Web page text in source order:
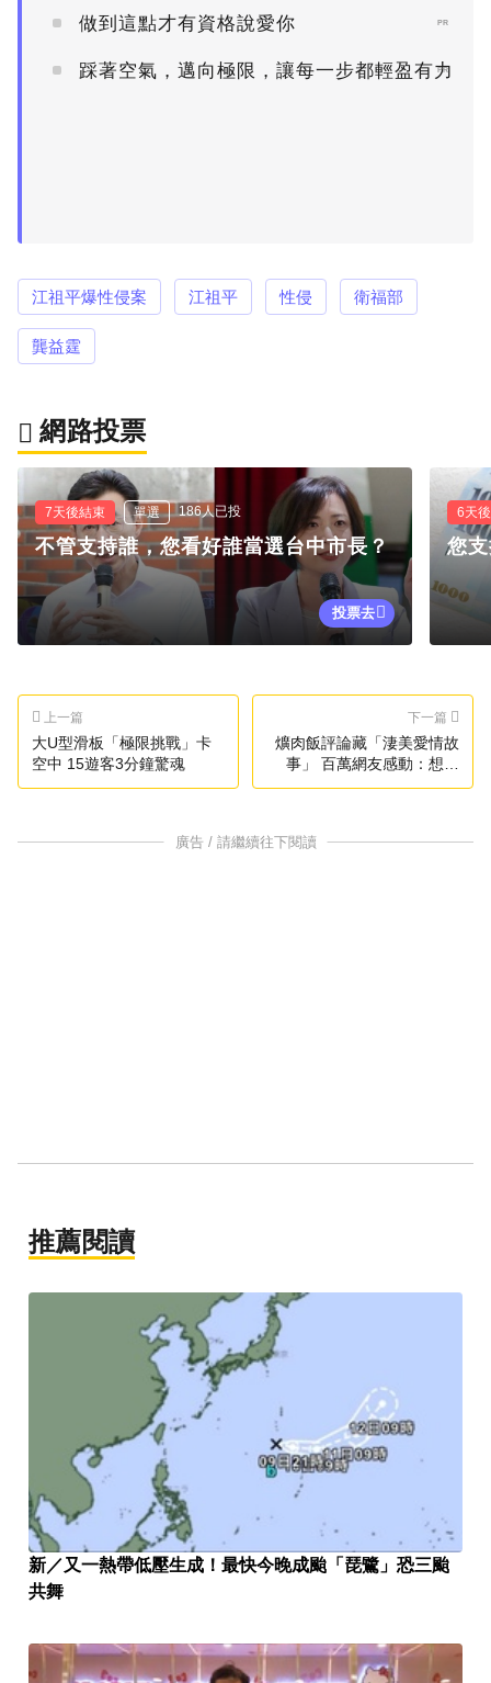
做到這點才有資格說愛你 PR
踩著空氣，邁向極限，讓每一步都輕盈有力
PR
江祖平爆性侵案 江祖平 性侵 衛福部
龔益霆
網路投票
7天後結束 單選 186人已投
不管支持誰，您看好誰當選台中市長？
投票去
6天
您
上一篇
大U型滑板「極限挑戰」卡
空中 15遊客3分鐘驚魂
下一篇
爌肉飯評論藏「淒美愛情故
事」 百萬網友感動：想吃
了！
廣告 / 請繼續往下閱讀
推薦閱讀
新／又一熱帶低壓生成！最快今晚成颱「琵鷺」恐三颱
共舞